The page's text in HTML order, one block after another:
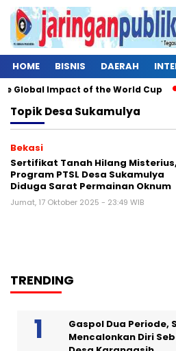
HOME BISNIS DAERAH
Global Impact of the World Cup
TopikDesa Sukamulya
Bekasi
Sertifikat Tanah Hilang Misterius,
Program PTSL Desa Sukamulya
Diduga Sarat Permainan Oknum
Jumat, 17 Oktober 2025 - 23:49 WIB
TRENDING
Gaspol Dua Periode,
Mencalonkan Diri